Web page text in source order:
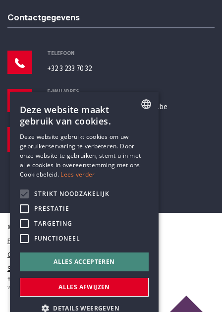
Contactgegevens
TELEFOON
+32 3 233 70 32
E-MAILADRES
secretariaat@humanistischverbond.be
Pottenbrug 4
Antwerpen, 2000
© Humanistisch Verbond 2026
Privacy
Cookiestatement
Sitemap
#codedwithlove byCodelines
webapplicaties
mobiele apps&maatwerk websites
DUTCH
Deze website maakt
gebruik van cookies.
Deze website gebruikt cookies om uw
gebruikerservaring te verbeteren. Door
onze website te gebruiken, stemt u in met
alle cookies in overeenstemming met ons
Cookiebeleid. Lees verder
STRIKT NOODZAKELIJK
PRESTATIE
TARGETING
FUNCTIONEEL
ALLES ACCEPTEREN
ALLES AFWIJZEN
DETAILS WEERGEVEN